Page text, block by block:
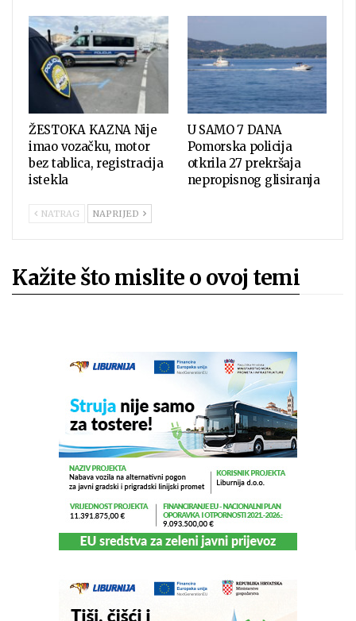
ŽESTOKA KAZNA Nije
imao vozačku, motor
bez tablica, registracija
istekla
U SAMO 7 DANA
Pomorska policija
otkrila 27 prekršaja
nepropisnog glisiranja
NATRAG NAPRIJED
Kažite što mislite o ovoj temi